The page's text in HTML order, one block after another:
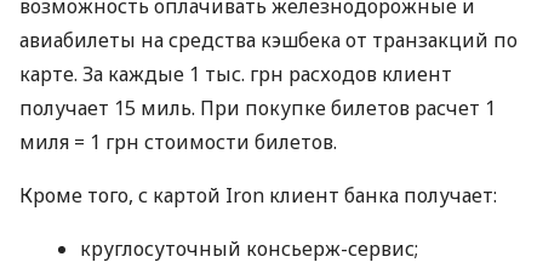
возможность оплачивать железнодорожные и
авиабилеты на средства кэшбека от транзакций по
карте. За каждые 1 тыс. грн расходов клиент
получает 15 миль. При покупке билетов расчет 1
миля = 1 грн стоимости билетов.
Кроме того, с картой Iron клиент банка получает:
круглосуточный консьерж-сервис;